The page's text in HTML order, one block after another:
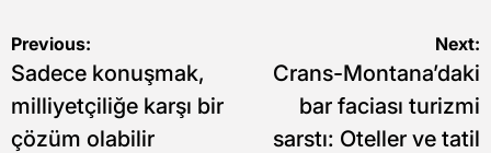
Yazı
gezinmesi
Previous:
Sadece konuşmak,
milliyetçiliğe karşı bir
çözüm olabilir
Next:
Crans-Montana’daki
bar faciası turizmi
sarstı: Oteller ve tatil